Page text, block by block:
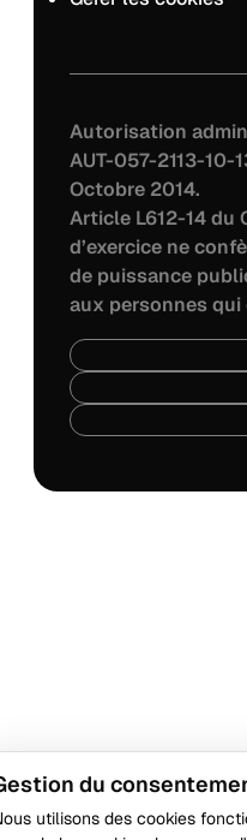
Autorisation
AUT-057-2113-10-
Octobre 2014.
Article L612-14 du
d’exercice ne
de puissance
aux personnes
du
utilisons des cookies